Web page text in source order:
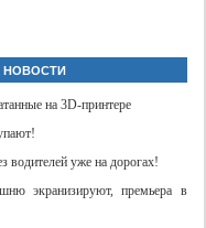
НОВОСТИ
на 3D-принтере
водителей уже на дорогах!
экранизируют, премьера в